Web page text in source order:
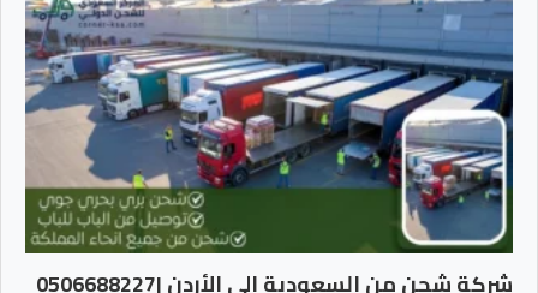
شركة شحن من السعودية الي الأردن |0506688227